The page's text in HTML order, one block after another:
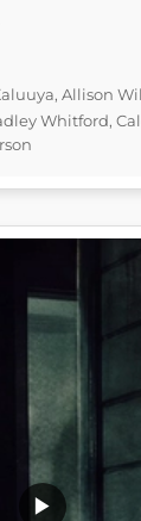
Allison
Whitford,
▶